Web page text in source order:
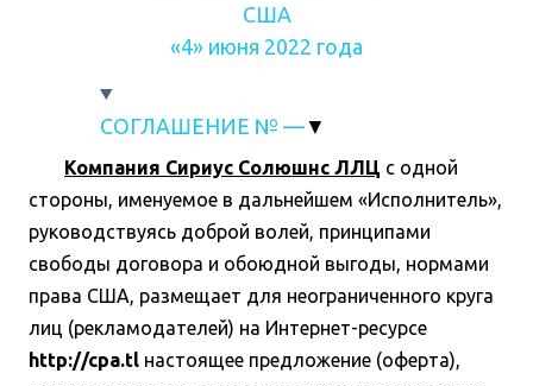
США
«4» июня 2022 года
Компания Сириус Солюшнс ЛЛЦ с одной
стороны, именуемое в дальнейшем «Исполнитель»,
руководствуясь доброй волей, принципами
свободы договора и обоюдной выгоды, нормами
права США, размещает для неограниченного круга
лиц (рекламодателей) на Интернет-ресурсе
http://cpa.tl настоящее предложение (оферта),
СОГЛАШЕНИЕ № —